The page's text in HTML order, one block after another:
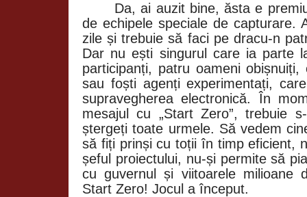
Da, ai auzit bine, ăsta e
de echipele speciale de capturare.
zile și trebuie să faci pe dracu-n
Dar nu ești singurul care ia parte
participanți, patru oameni
sau foști agenți experimentați,
supravegherea electronică. În
mesajul cu „Start Zero”, trebuie
ștergeți toate urmele. Să vedem
să fiți prinși cu toții în timp eficient,
șeful proiectului, nu-și permite să
cu guvernul și viitoarele milioane
Start Zero! Jocul a început.